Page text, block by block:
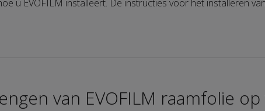
u EVOFILM installeert. De instructies voor het installeren
van EVOFILM raamfolie